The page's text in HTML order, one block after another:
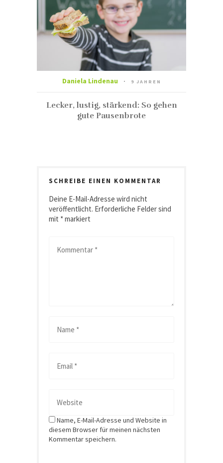
Daniela Lindenau 9 JAHREN
Lecker, lustig, stärkend: So gehen
gute Pausenbrote
SCHREIBE EINEN KOMMENTAR
Deine E-Mail-Adresse wird nicht
veröffentlicht. Erforderliche Felder sind
mit *markiert
Name, E-Mail-Adresse und Website in
diesem Browser für meinen nächsten
Kommentar speichern.